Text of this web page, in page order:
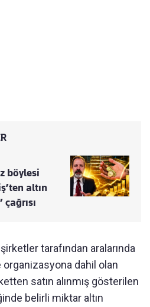
böylesi
altın
çağrısı
tarafından aralarında
dahil olan
satın alınmış gösterilen
belirli miktar altın